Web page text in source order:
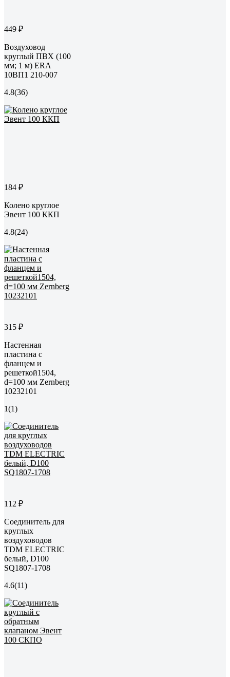
449 ₽
Воздуховод
круглый ПВХ (100
мм; 1 м) ERA
10ВП1 210-007
4.8(36)
184 ₽
Колено круглое
Эвент 100 ККП
4.8(24)
315 ₽
Настенная
пластина с
фланцем и
решеткой1504,
d=100 мм Zernberg
10232101
1(1)
112 ₽
Соединитель для
круглых
воздуховодов
TDM ELECTRIC
белый, D100
SQ1807-1708
4.6(11)